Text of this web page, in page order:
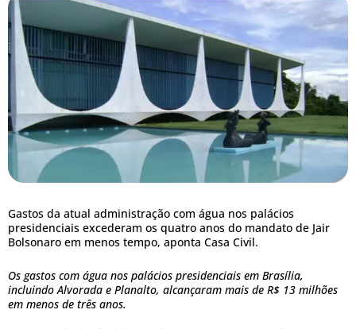
Gastos da atual administração com água nos palácios
presidenciais excederam os quatro anos do mandato de Jair
Bolsonaro em menos tempo, aponta Casa Civil.
Os gastos com água nos palácios presidenciais em Brasília,
incluindo Alvorada e Planalto, alcançaram mais de R$ 13 milhões
em menos de três anos.